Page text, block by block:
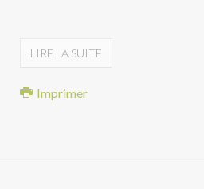
LIRE LA SUITE
Imprimer